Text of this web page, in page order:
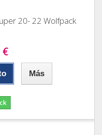
20- 22 Wolfpack
€
Más